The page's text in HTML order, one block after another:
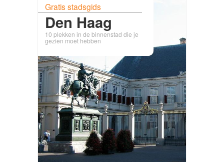
Gratis stadsgids
Den Haag
10 plekken in de binnenstad die je
gezien moet hebben